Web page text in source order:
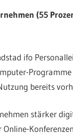
(55
ifo
bereits
stärker